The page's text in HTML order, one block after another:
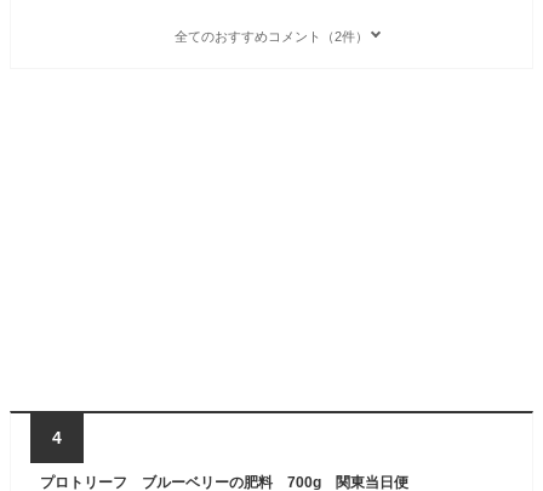
全てのおすすめコメント（2件）
4
プロトリーフ ブルーベリーの肥料 700g 関東当日便